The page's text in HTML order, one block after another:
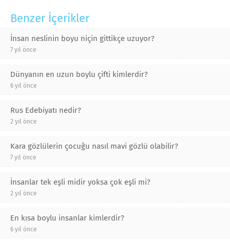
Benzer İçerikler
İnsan neslinin boyu niçin gittikçe uzuyor?
7 yıl önce
Dünyanın en uzun boylu çifti kimlerdir?
6 yıl önce
Rus Edebiyatı nedir?
2 yıl önce
Kara gözlülerin çocuğu nasıl mavi gözlü olabilir?
7 yıl önce
İnsanlar tek eşli midir yoksa çok eşli mi?
2 yıl önce
En kısa boylu insanlar kimlerdir?
6 yıl önce